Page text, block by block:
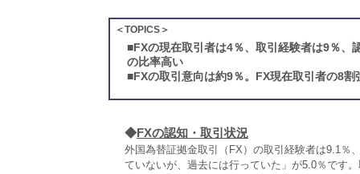
＜TOPICS＞
■FXの現在取引者は4％、取引経験者は9％、
の比率高い
■FXの取引意向は約9％。FX現在取引者の8
◆FXの認知・取引状況
外国為替証拠金取引（FX）の取引経験者は9.1％
ていないが、過去には行っていた」が5.0％です